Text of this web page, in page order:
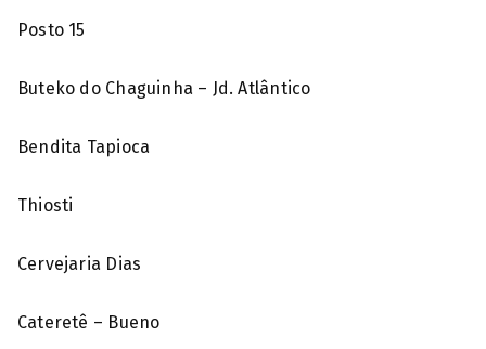
Posto 15
Buteko do Chaguinha – Jd. Atlântico
Bendita Tapioca
Thiosti
Cervejaria Dias
Cateretê – Bueno